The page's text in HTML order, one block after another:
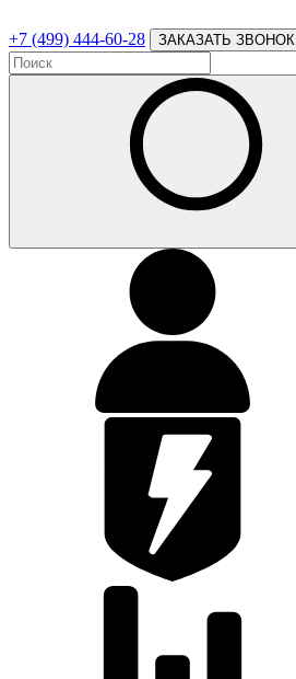
+7 (499) 444-60-28 ЗАКАЗАТЬ ЗВОНОК